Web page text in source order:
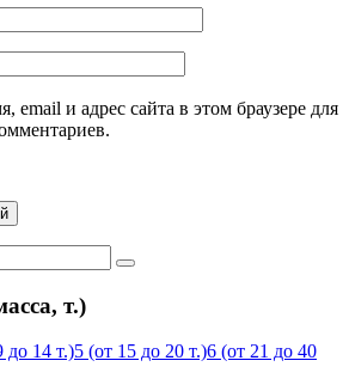
email и адрес сайта в этом браузере для
т.)
до 14 т.)5 (от 15 до 20 т.)6 (от 21 до 40